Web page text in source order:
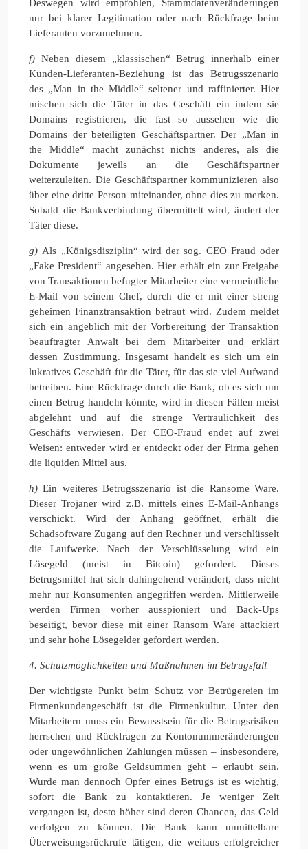
Deswegen wird empfohlen, Stammdatenveränderungen
nur bei klarer Legitimation oder nach Rückfrage beim
Lieferanten vorzunehmen.
f) Neben diesem „klassischen“ Betrug innerhalb einer
Kunden-Lieferanten-Beziehung ist das Betrugsszenario
des „Man in the Middle“ seltener und raffinierter. Hier
mischen sich die Täter in das Geschäft ein indem sie
Domains registrieren, die fast so aussehen wie die
Domains der beteiligten Geschäftspartner. Der „Man in
the Middle“ macht zunächst nichts anderes, als die
Dokumente jeweils an die Geschäftspartner
weiterzuleiten. Die Geschäftspartner kommunizieren also
über eine dritte Person miteinander, ohne dies zu merken.
Sobald die Bankverbindung übermittelt wird, ändert der
Täter diese.
g) Als „Königsdisziplin“ wird der sog. CEO Fraud oder
„Fake President“ angesehen. Hier erhält ein zur Freigabe
von Transaktionen befugter Mitarbeiter eine vermeintliche
E-Mail von seinem Chef, durch die er mit einer streng
geheimen Finanztransaktion betraut wird. Zudem meldet
sich ein angeblich mit der Vorbereitung der Transaktion
beauftragter Anwalt bei dem Mitarbeiter und erklärt
dessen Zustimmung. Insgesamt handelt es sich um ein
lukratives Geschäft für die Täter, für das sie viel Aufwand
betreiben. Eine Rückfrage durch die Bank, ob es sich um
einen Betrug handeln könnte, wird in diesen Fällen meist
abgelehnt und auf die strenge Vertraulichkeit des
Geschäfts verwiesen. Der CEO-Fraud endet auf zwei
Weisen: entweder wird er entdeckt oder der Firma gehen
die liquiden Mittel aus.
h)Ein weiteres Betrugsszenario ist die Ransome Ware.
Dieser Trojaner wird z.B. mittels eines E-Mail-Anhangs
verschickt. Wird der Anhang geöffnet, erhält die
Schadsoftware Zugang auf den Rechner und verschlüsselt
die Laufwerke. Nach der Verschlüsselung wird ein
Lösegeld (meist in Bitcoin) gefordert. Dieses
Betrugsmittel hat sich dahingehend verändert, dass nicht
mehr nur Konsumenten angegriffen werden. Mittlerweile
werden Firmen vorher ausspioniert und Back-Ups
beseitigt, bevor diese mit einer Ransom Ware attackiert
und sehr hohe Lösegelder gefordert werden.
4. Schutzmöglichkeiten und Maßnahmen im Betrugsfall
Der wichtigste Punkt beim Schutz vor Betrügereien im
Firmenkundengeschäft ist die Firmenkultur. Unter den
Mitarbeitern muss ein Bewusstsein für die Betrugsrisiken
herrschen und Rückfragen zu Kontonummeränderungen
oder ungewöhnlichen Zahlungen müssen – insbesondere,
wenn es um große Geldsummen geht – erlaubt sein.
Wurde man dennoch Opfer eines Betrugs ist es wichtig,
sofort die Bank zu kontaktieren. Je weniger Zeit
vergangen ist, desto höher sind deren Chancen, das Geld
verfolgen zu können. Die Bank kann unmittelbare
Überweisungsrückrufe tätigen, die weitaus erfolgreicher